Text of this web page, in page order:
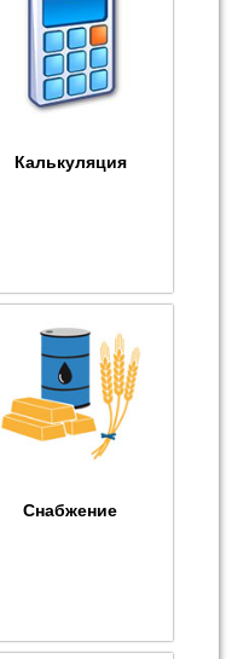
Калькуляция
Снабжение